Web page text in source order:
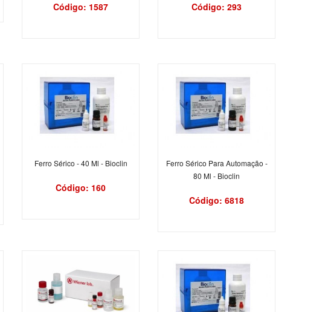
Código: 1587 Código: 293
Ferro Sérico - 40 Ml - Bioclin
Código: 160
Ferro Sérico Para Automação -
80 Ml - Bioclin
Código: 6818